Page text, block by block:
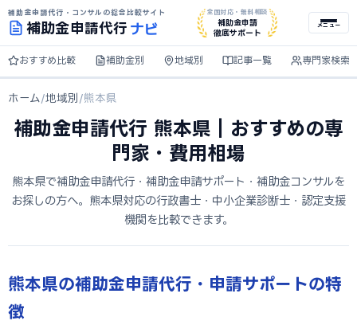
補助金申請代行・コンサルの総合比較サイト
補助金申請代行 ナビ
全国対応・無料相談
補助金申請
徹底サポート
メニュー
おすすめ比較 補助金別 地域別 記事一覧 専門家検索
ホーム /地域別 /熊本県
補助金申請代行 熊本県｜おすすめの専
門家・費用相場
熊本県で補助金申請代行・補助金申請サポート・補助金コンサルを
お探しの方へ。熊本県対応の行政書士・中小企業診断士・認定支援
機関を比較できます。
熊本県の補助金申請代行・申請サポートの特
徴